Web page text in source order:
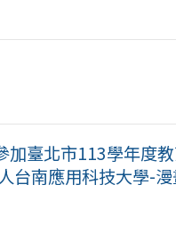
加臺北市113學年度
台南應用科技大學-漫